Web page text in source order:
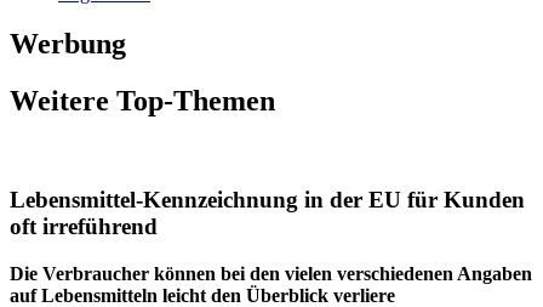
Werbung
Weitere Top-Themen
Lebensmittel-Kennzeichnung in der EU für Kunden
oft irreführend
Die Verbraucher können bei den vielen verschiedenen Angaben
auf Lebensmitteln leicht den Überblick verliere